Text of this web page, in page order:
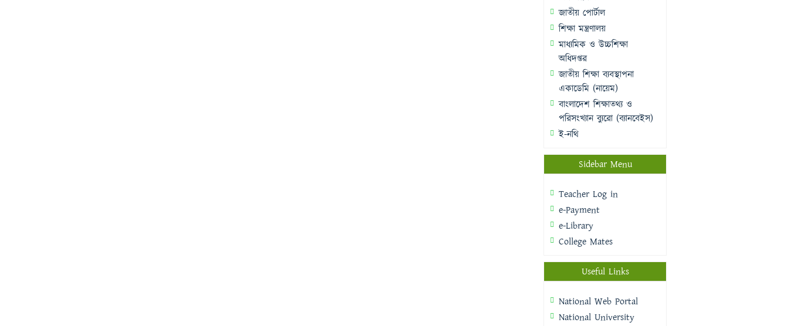
জাতীয় পোর্টাল
শিক্ষা মন্ত্রণালয়
মাধ্যমিক ও উচ্চশিক্ষা
অধিদপ্তর
জাতীয় শিক্ষা ব্যবস্থাপনা
একাডেমি (নায়েম)
বাংলাদেশ শিক্ষাতথ্য ও
পরিসংখ্যান ব্যুরো (ব্যানবেইস)
ই-নথি
Sidebar Menu
Teacher Log in
e-Payment
e-Library
College Mates
Useful Links
National Web Portal
National University